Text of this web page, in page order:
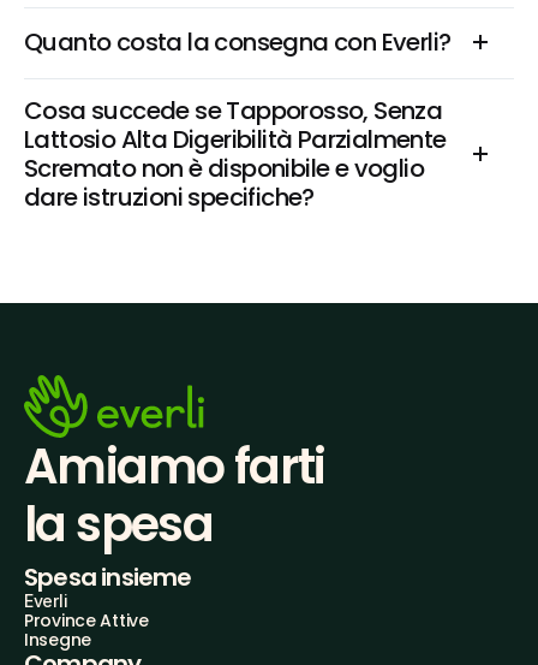
Quanto costa la consegna con Everli?
Cosa succede se Tapporosso, Senza
Lattosio Alta Digeribilità Parzialmente
Scremato non è disponibile e voglio
dare istruzioni specifiche?
Amiamo farti
la spesa
Spesa insieme
Everli
Province Attive
Insegne